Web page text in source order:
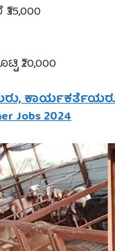
₹20,000
ಕಾರ್ಯಕರ್ತೆಯರು
Jobs 2024